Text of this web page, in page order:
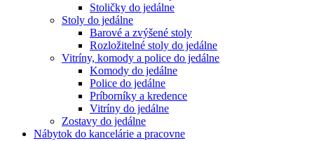
Stoličky do jedálne
Stoly do jedálne
Barové a zvýšené stoly
Rozložitelné stoly do jedálne
Vitríny, komody a police do jedálne
Komody do jedálne
Police do jedálne
Príborníky a kredence
Vitríny do jedálne
Zostavy do jedálne
Nábytok do kancelárie a pracovne